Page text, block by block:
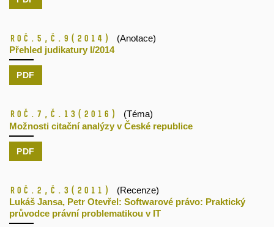
Roč.5, č.9 (2014)
(Anotace)
Přehled judikatury I/2014
PDF
Roč.7, č.13 (2016)
(Téma)
Možnosti citační analýzy v České republice
PDF
Roč.2, č.3 (2011)
(Recenze)
Lukáš Jansa, Petr Otevřel: Softwarové právo: Praktický
průvodce právní problematikou v IT